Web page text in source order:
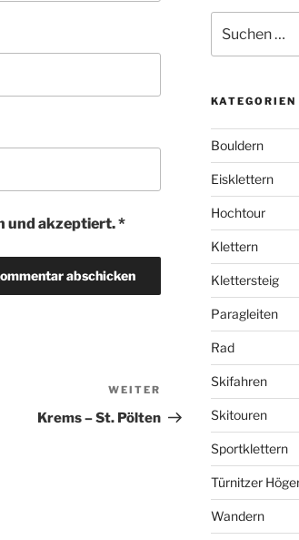
und akzeptiert.*
Nächster
Beitrag
WEITER
Krems – St. Pölten
nach:
KATEGORIEN
Bouldern
Eisklettern
Hochtour
Klettern
Klettersteig
Paragleiten
Rad
Skifahren
Skitouren
Sportklettern
Türnitzer
Wandern